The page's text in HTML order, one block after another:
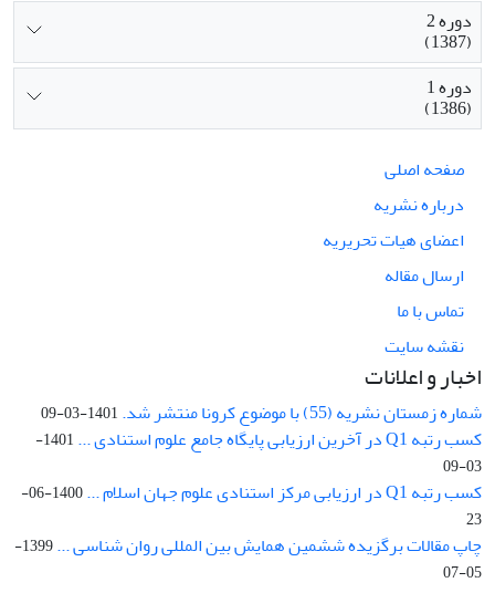
دوره 2
(1387)
دوره 1
(1386)
صفحه اصلی
درباره نشریه
اعضای هیات تحریریه
ارسال مقاله
تماس با ما
نقشه سایت
اخبار و اعلانات
شماره زمستان نشریه (55) با موضوع کرونا منتشر شد. 1401-03-09
کسب رتبه Q1 در آخرین ارزیابی پایگاه جامع علوم استنادی ...
1401-
03-09
کسب رتبه Q1 در ارزیابی مرکز استنادی علوم جهان اسلام ...
1400-06-
23
چاپ مقالات برگزیده ششمین همایش بین المللی روان شناسی ...
1399-
05-07